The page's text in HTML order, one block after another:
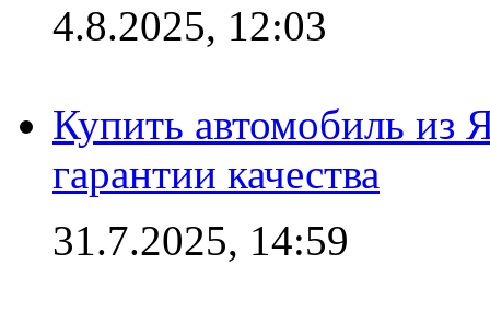
4.8.2025, 12:03
Купить автомобиль из
гарантии качества
31.7.2025, 14:59